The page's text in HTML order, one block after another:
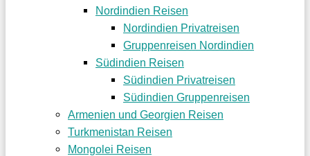
Nordindien Reisen
Nordindien Privatreisen
Gruppenreisen Nordindien
Südindien Reisen
Südindien Privatreisen
Südindien Gruppenreisen
Armenien und Georgien Reisen
Turkmenistan Reisen
Mongolei Reisen